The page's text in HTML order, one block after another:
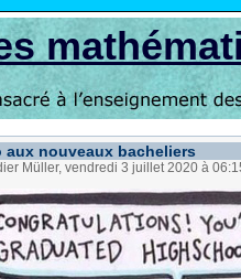
aux nouveaux bacheliers
Müller, vendredi 3 juillet 2020 à